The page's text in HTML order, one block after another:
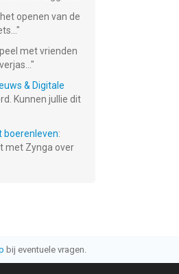
het openen van de
"
met vrienden
"
& Digitale
Kunnen jullie dit
boerenleven:
met Zynga over
bij eventuele vragen.